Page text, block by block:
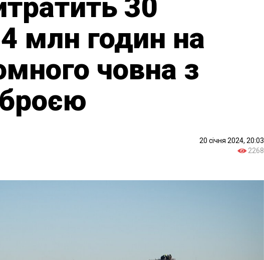
30
млн годин на
човна з
20 січня 2024, 20:03
2268